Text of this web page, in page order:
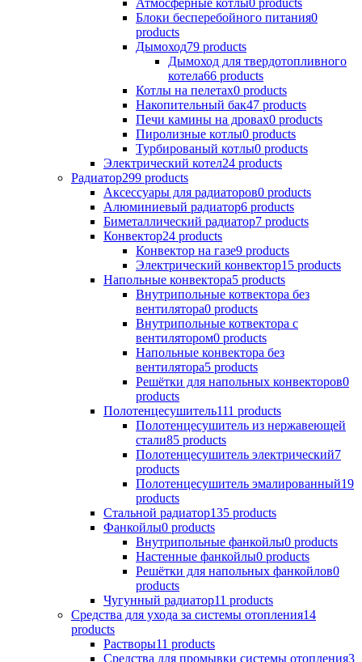
Блоки бесперебойного питания0
products
Дымоход79 products
Дымоход для твердотопливного
котела66 products
Котлы на пелетах0 products
Накопительный бак47 products
Печи камины на дровах0 products
Пиролизные котлы0 products
Турбированый котлы0 products
Электрический котел24 products
Радиатор299 products
Аксессуары для радиаторов0 products
Алюминиевый радиатор6 products
Биметаллический радиатор7 products
Конвектор24 products
Конвектор на газе9 products
Электрический конвектор15 products
Напольные конвектора5 products
Внутрипольные котвектора без
вентилятора0 products
Внутрипольные котвектора с
вентилятором0 products
Напольные конвектора без
вентилятора5 products
Решётки для напольных конвекторов0
products
Полотенцесушитель111 products
Полотенцесушитель из нержавеющей
стали85 products
Полотенцесушитель электрический7
products
Полотенцесушитель эмалированный19
products
Стальной радиатор135 products
Фанкойлы0 products
Внутрипольные фанкойлы0 products
Настенные фанкойлы0 products
Решётки для напольных фанкойлов0
products
Чугунный радиатор11 products
Средства для ухода за системы отопления14
products
Растворы11 products
Средства для промывки системы отопления3